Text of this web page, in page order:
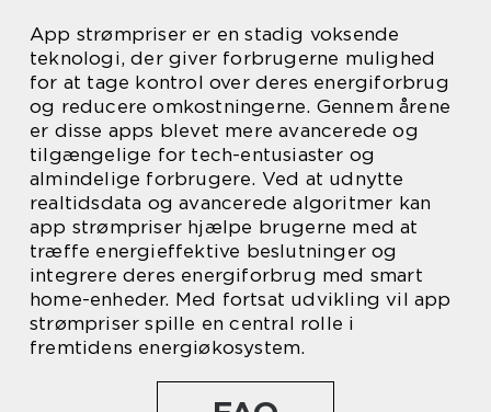
App strømpriser er en stadig voksende
teknologi, der giver forbrugerne mulighed
for at tage kontrol over deres energiforbrug
og reducere omkostningerne. Gennem årene
er disse apps blevet mere avancerede og
tilgængelige for tech-entusiaster og
almindelige forbrugere. Ved at udnytte
realtidsdata og avancerede algoritmer kan
app strømpriser hjælpe brugerne med at
træffe energieffektive beslutninger og
integrere deres energiforbrug med smart
home-enheder. Med fortsat udvikling vil app
strømpriser spille en central rolle i
fremtidens energiøkosystem.